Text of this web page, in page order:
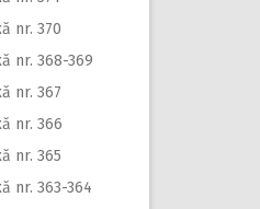
nr. 370
nr. 368-369
nr. 367
nr. 366
nr. 365
nr. 363-364